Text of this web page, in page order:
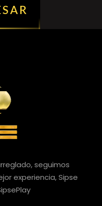
seguimos
experiencia, Sipse